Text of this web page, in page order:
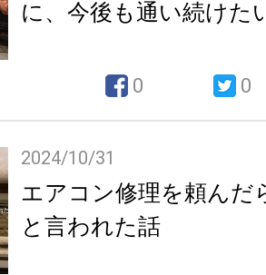
に、今後も通い続けた
0 0
2024/10/31
エアコン修理を頼んだ
と言われた話